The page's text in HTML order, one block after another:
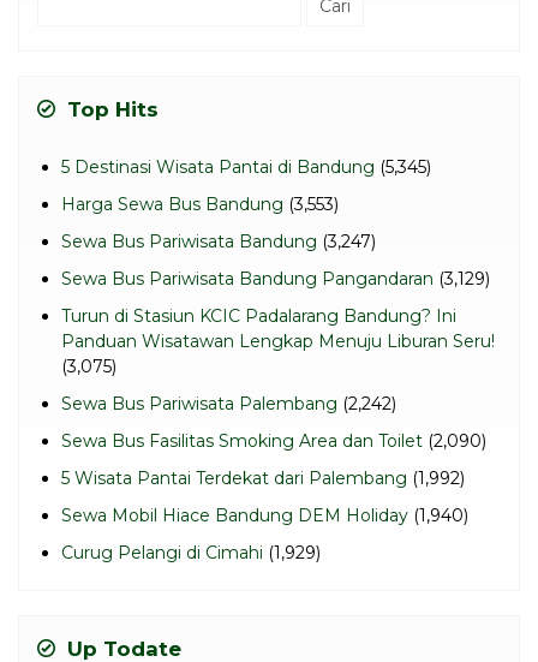
Top Hits
5 Destinasi Wisata Pantai di Bandung (5,345)
Harga Sewa Bus Bandung (3,553)
Sewa Bus Pariwisata Bandung (3,247)
Sewa Bus Pariwisata Bandung Pangandaran (3,129)
Turun di Stasiun KCIC Padalarang Bandung? Ini
Panduan Wisatawan Lengkap Menuju Liburan Seru!
(3,075)
Sewa Bus Pariwisata Palembang (2,242)
Sewa Bus Fasilitas Smoking Area dan Toilet (2,090)
5 Wisata Pantai Terdekat dari Palembang (1,992)
Sewa Mobil Hiace Bandung DEM Holiday (1,940)
Curug Pelangi di Cimahi (1,929)
Up Todate